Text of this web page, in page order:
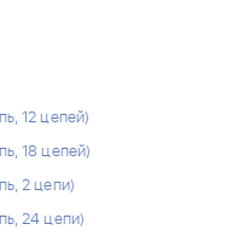
12 цепей)
18 цепей)
2 цепи)
24 цепи)